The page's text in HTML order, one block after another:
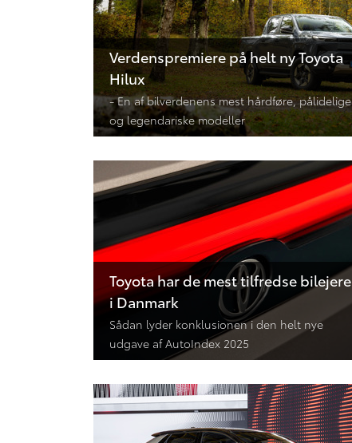
Verdenspremiere på helt ny Toyota
Hilux
- En af bilverdenens mest hårdføre, pålidelige
og legendariske modeller
Toyota har de mest tilfredse bilejere
i Danmark
Sådan lyder konklusionen i den helt nye
udgave af AutoIndex 2025